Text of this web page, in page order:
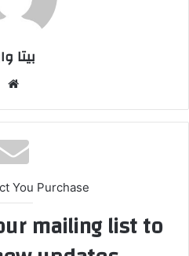
بیتا
You Purchase
mailing list to